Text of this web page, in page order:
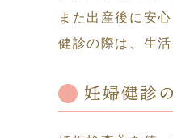
また出産後に安
健診の際は、生
妊婦健診